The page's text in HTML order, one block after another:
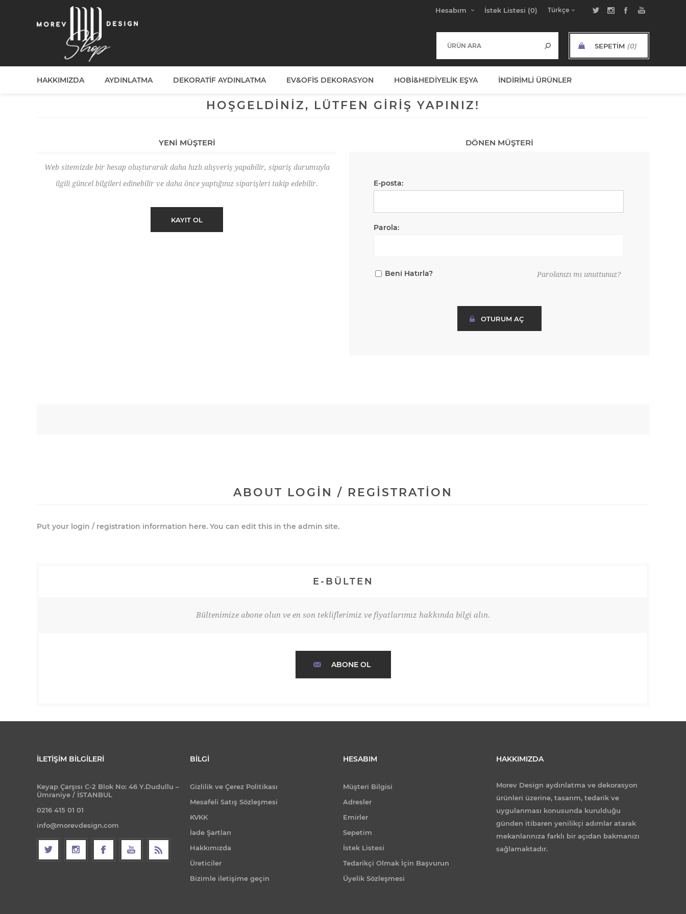
Hesabım İstek Listesi (0)
SEPETIM (0)
HAKKIMIZDA AYDINLATMA DEKORATIF AYDINLATMA EV&OFIS DEKORASYON HOBI&HEDIYELIK EŞYA İNDIRIMLI ÜRÜNLER
HOŞGELDINIZ, LÜTFEN GIRIŞ YAPINIZ!
YENI MÜŞTERI
Web sitemizde bir hesap oluşturarak daha hızlı alışveriş yapabilir, sipariş durumuyla
ilgili güncel bilgileri edinebilir ve daha önce yaptığınız siparişleri takip edebilir.
DÖNEN MÜŞTERI
E-posta:
Parola:
Beni Hatırla? Parolanızı mı unuttunuz?
ABOUT LOGIN / REGISTRATION
Put your login / registration information here. You can edit this in the admin site.
E-BÜLTEN
Bültenimize abone olun ve en son tekliflerimiz ve fiyatlarımız hakkında bilgi alın.
ABONE OL
İLETIŞIM BILGILERI
Keyap Çarşısı C-2 Blok No: 46 Y.Dudullu –
Ümraniye / İSTANBUL
0216 415 01 01
info@morevdesign.com
BILGI
Gizlilik ve Çerez Politikası
Mesafeli Satış Sözleşmesi
KVKK
İade Şartları
Hakkımızda
Üreticiler
Bizimle iletişime geçin
HESABIM
Müşteri Bilgisi
Adresler
Emirler
Sepetim
İstek Listesi
Tedarikçi Olmak İçin Başvurun
Üyelik Sözleşmesi
HAKKIMIZDA
Morev Design aydınlatma ve dekorasyon
ürünleri üzerine, tasarım, tedarik ve
uygulanması konusunda kurulduğu
günden itibaren yenilikçi adımlar atarak
mekanlarınıza farklı bir açıdan bakmanızı
sağlamaktadır.